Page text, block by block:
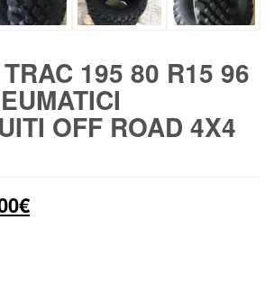
195 80 R15 96
OFF ROAD 4X4
€Il